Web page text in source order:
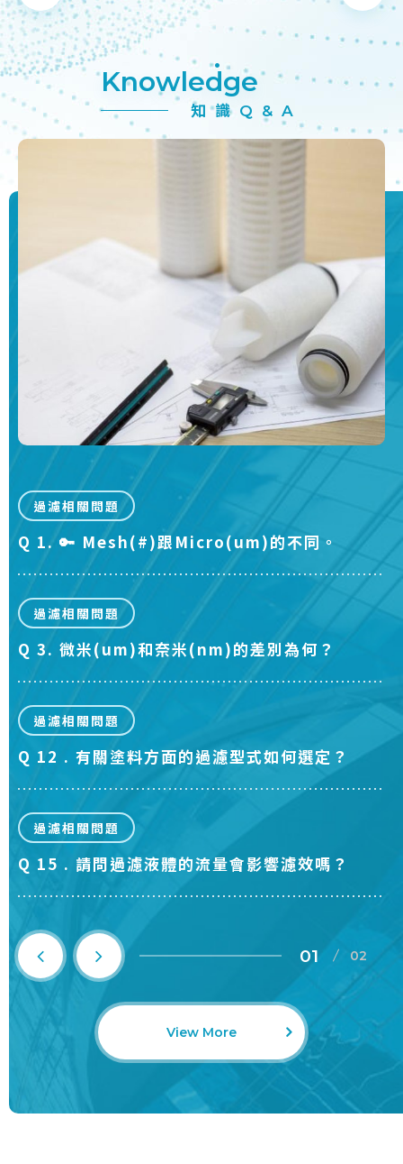
Knowledge
知識Q&A
過濾相關問題
Q 1. 🔑 Mesh(#)跟Micro(um)的不同。
過濾相關問題
Q 3. 微米(um)和奈米(nm)的差別為何？
過濾相關問題
Q 12 . 有關塗料方面的過濾型式如何選定？
過濾相關問題
Q 15 . 請問過濾液體的流量會影響濾效嗎？
1
View More